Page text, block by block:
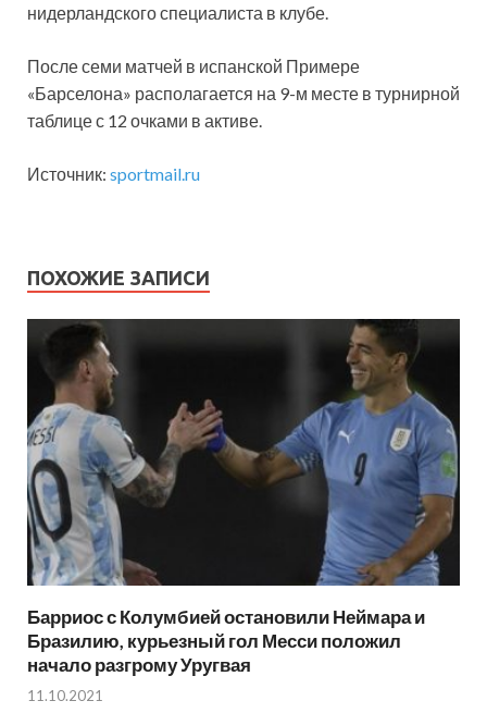
нидерландского специалиста в клубе.
После семи матчей в испанской Примере
«Барселона» располагается на 9-м месте в турнирной
таблице с 12 очками в активе.
Источник: sportmail.ru
ПОХОЖИЕ ЗАПИСИ
Барриос с Колумбией остановили Неймара и
Бразилию, курьезный гол Месси положил
начало разгрому Уругвая
11.10.2021